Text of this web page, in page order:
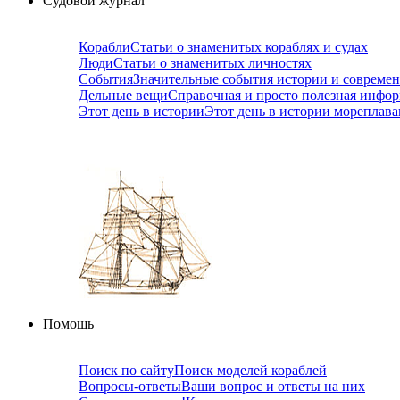
КораблиСтатьи о знаменитых кораблях и судах
ЛюдиСтатьи о знаменитых личностях
СобытияЗначительные события истории и
Дельные вещиСправочная и просто полезная
Этот день в историиЭтот день в истории
Помощь
Поиск по сайтуПоиск моделей кораблей
Вопросы-ответыВаши вопрос и ответы на них